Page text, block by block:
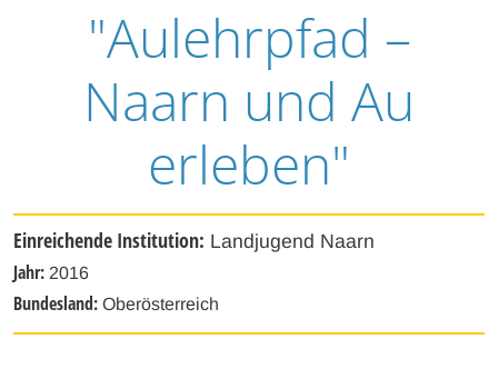
"Aulehrpfad –
Naarn und Au
erleben"
Einreichende Institution: Landjugend Naarn
Jahr: 2016
Bundesland: Oberösterreich